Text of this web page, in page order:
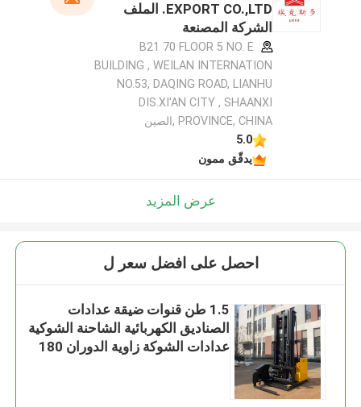
EXPORT CO.,LTD. الملف
الشركة المصنعة
B21 70 FLOOR 5 NO. E
BUILDING , WEILAN INTERNATION
NO.53, DAQING ROAD, LIANHU
DIS.XI'AN CITY , SHAANXI
PROVINCE, CHINA ,الصين
5.0
يدقّق ممون
عرض المزيد
احصل على افضل سعر ل
1.5 طن قنوات ضيقة عدادات
الصناديق الكهربائية الشاحنة الشوكية
عدادات الشوكة زاوية الدوران 180